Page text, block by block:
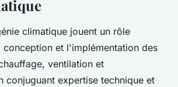
climatique jouent un rôle
conception et l'implémentation des
ventilation et
conjuguant expertise technique et